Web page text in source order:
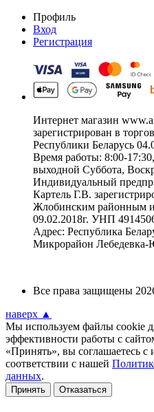
Профиль
Вход
Регистрация
Интернет магазин
зарегистрирован в
Республики Беларусь
Время работы: 8:00-17:30,
выходной Суббота,
Индивидуальный
Картель Г.В.
Жлобинским районным
09.02.2018г. УНП
Адрес: Республика
Микрорайон Лебедевка-
Все права защищены
наверх ▲
Мы используем файлы cookie
эффективности работы с
«Принять», вы соглашаетесь с
соответствии с нашей
данных.
Принять Отказаться